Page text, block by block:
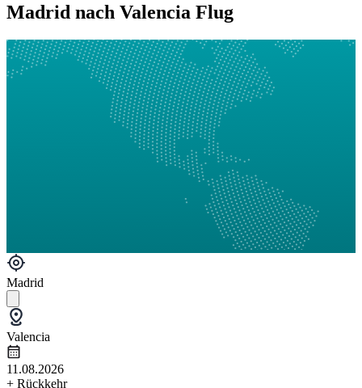
Madrid nach Valencia Flug
Madrid
Valencia
11.08.2026
+ Rückkehr